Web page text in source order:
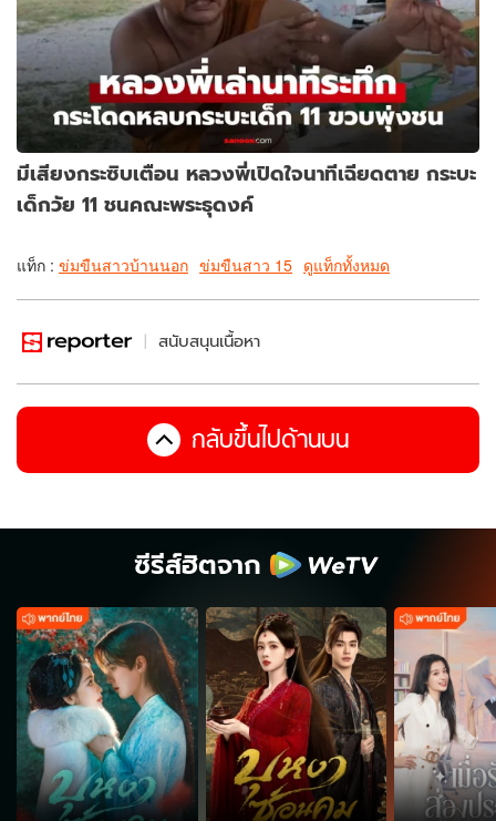
มีเสียงกระซิบเตือน หลวงพี่เปิดใจนาทีเฉียดตาย กระบะ
เด็กวัย 11 ชนคณะพระธุดงค์
แท็ก : ข่มขืนสาวบ้านนอก ข่มขืนสาว 15 ดูแท็กทั้งหมด
สนับสนุนเนื้อหา
กลับขึ้นไปด้านบน
ซีรีส์ฮิตจาก